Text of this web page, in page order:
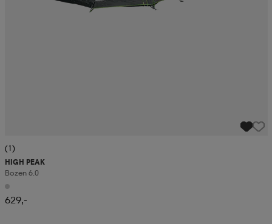
(1)
HIGH PEAK
Bozen 6.0
629,-